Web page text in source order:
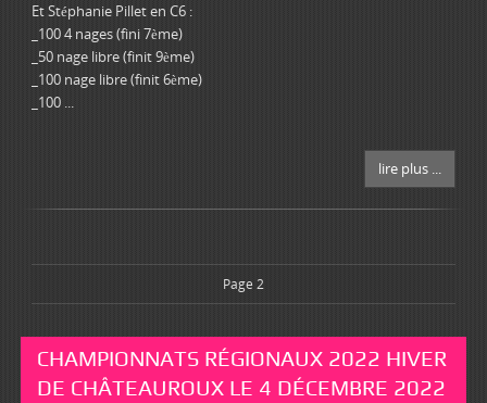
Et Stéphanie Pillet en C6 :
_100 4 nages (fini 7ème)
_50 nage libre (finit 9ème)
_100 nage libre (finit 6ème)
_100 ...
lire plus ...
Page 2
CHAMPIONNATS RÉGIONAUX 2022 HIVER
DE CHÂTEAUROUX LE 4 DÉCEMBRE 2022